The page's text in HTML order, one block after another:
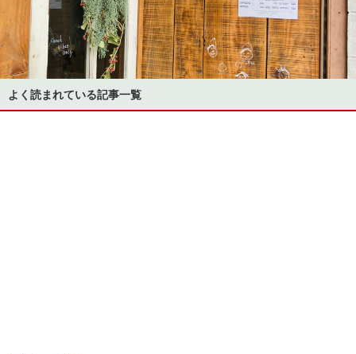
よく読まれている記事一覧